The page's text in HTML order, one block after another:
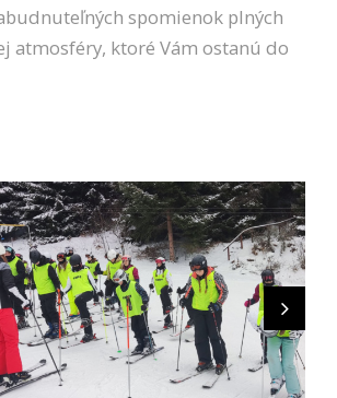
spomienok plných
atmosféry, ktoré Vám ostanú do